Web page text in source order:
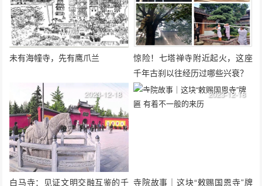
未有海幢寺，先有鹰爪兰
惊险！七塔禅寺附近起火，这座
千年古刹以往经历过哪些兴衰？
白马寺：见证文明交融互鉴的千
2023-12-18
寺院故事｜这块“敕赐国恩寺”牌
2023-12-18